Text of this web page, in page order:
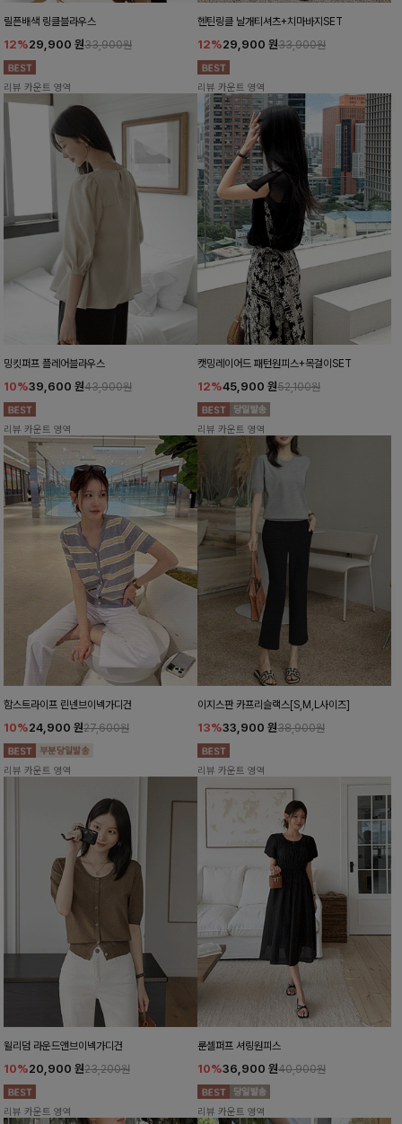
릴픈배색 링클블라우스
12%29,900 원33,900원
리뷰 카운트 영역
헨틴링클 날개티셔츠+치마바지SET
12%29,900 원33,900원
리뷰 카운트 영역
밍킷퍼프 플레어블라우스
10%39,600 원43,900원
리뷰 카운트 영역
캣밍레이어드 패턴원피스+목걸이SET
12%45,900 원52,100원
리뷰 카운트 영역
함스트라이프 린넨브이넥가디건
10%24,900 원27,600원
리뷰 카운트 영역
이지스판 카프리슬랙스[S,M,L사이즈]
13%33,900 원38,900원
리뷰 카운트 영역
윌리덤 라운드앤브이넥가디건
10%20,900 원23,200원
리뷰 카운트 영역
룬셀퍼프 셔링원피스
10%36,900 원40,900원
리뷰 카운트 영역